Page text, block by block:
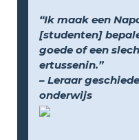
“Ik maak een
[studenten]
goede of een
ertussenin.”
– Leraar
onderwijs